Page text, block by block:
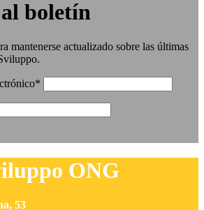
boletín
mantenerse actualizado sobre las últimas
ONG
53